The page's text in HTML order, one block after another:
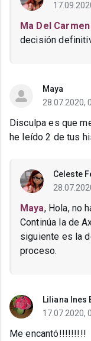
Ma Del
decisión
Maya
28.07.2020,
Disculpa es que
he leído 2 de tus
Celeste
Maya, Hola, no
Continúa la de
siguiente es la
proceso.
Liliana Ines
17.07.2020,
Me encantó!!!!!!!!!